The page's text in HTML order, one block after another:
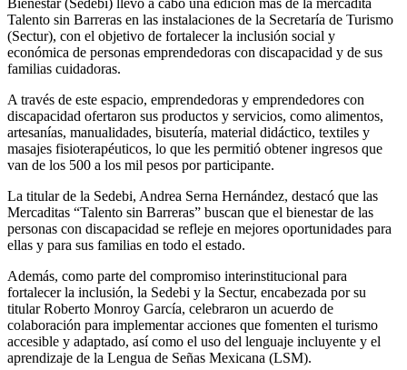
Talento sin Barreras en las instalaciones de la Secretaría de Turismo
(Sectur), con el objetivo de fortalecer la inclusión social y
económica de personas emprendedoras con discapacidad y de sus
familias cuidadoras.
A través de este espacio, emprendedoras y emprendedores con
discapacidad ofertaron sus productos y servicios, como alimentos,
artesanías, manualidades, bisutería, material didáctico, textiles y
masajes fisioterapéuticos, lo que les permitió obtener ingresos que
van de los 500 a los mil pesos por participante.
La titular de la Sedebi, Andrea Serna Hernández, destacó que las
Mercaditas “Talento sin Barreras” buscan que el bienestar de las
personas con discapacidad se refleje en mejores oportunidades para
ellas y para sus familias en todo el estado.
Además, como parte del compromiso interinstitucional para
fortalecer la inclusión, la Sedebi y la Sectur, encabezada por su
titular Roberto Monroy García, celebraron un acuerdo de
colaboración para implementar acciones que fomenten el turismo
accesible y adaptado, así como el uso del lenguaje incluyente y el
aprendizaje de la Lengua de Señas Mexicana (LSM).